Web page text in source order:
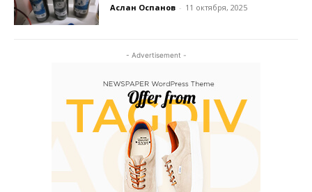
- Advertisement -
Аслан Оспанов - 11 октября, 2025